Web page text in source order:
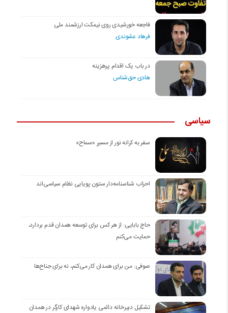
فاجعه خورشیدی روی نیمکت ارزشمند ملی
فرهاد عشوندی
در باب یک اقدام پرهزینه
هادی حق‌شناس
سیاسی
سفر به کرانه‌ نور از مسیرِ «سماح»
احزاب شناسنامه‌دار ستون پویایی نظام سیاسی‌اند
حاج بابایی: از هر کس برای توسعه همدان قدم بردارد،
حمایت می‌کنم
صوفی: من برای همدان کار می‌کنم، نه برای جناح‌ها
تشکیل دبیرخانه دائمی یادواره شهدای کارگر در همدان